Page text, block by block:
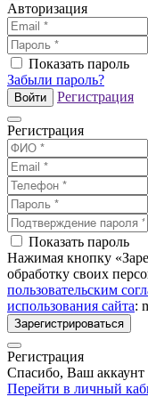
Авторизация
Показать пароль
Забыли пароль?
Войти Регистрация
Регистрация
Показать пароль
Нажимая кнопку
обработку своих
пользовательским
использования сайта:
Зарегистрироваться
Регистрация
Спасибо, Ваш аккаунт
Перейти в личный